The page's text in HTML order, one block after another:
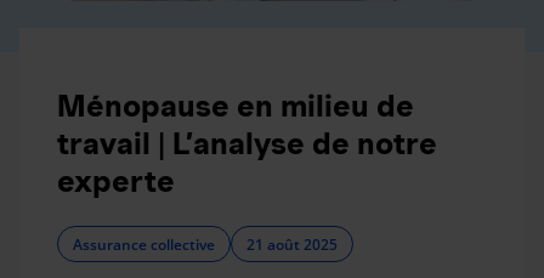
Ménopause en milieu de
travail | L’analyse de notre
experte
Assurance collective 21 août 2025